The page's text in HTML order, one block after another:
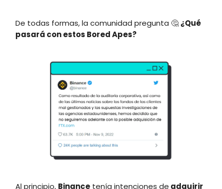
De todas formas, la comunidad pregunta 🤔 ¿Qué
pasará con estos Bored Apes?
Al principio, Binance tenía intenciones de adquirir